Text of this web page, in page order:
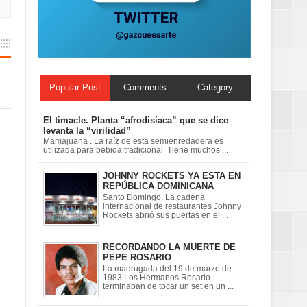
Popular Post Comments Category
El timacle. Planta “afrodisíaca” que se dice
levanta la “virilidad”
Mamajuana . La raíz de esta semienredadera es
utilizada para bebida tradicional Tiene muchos ...
JOHNNY ROCKETS YA ESTA EN
REPÚBLICA DOMINICANA
Santo Domingo. La cadena
internacional de restaurantes Johnny
Rockets abrió sus puertas en el ...
RECORDANDO LA MUERTE DE
PEPE ROSARIO
La madrugada del 19 de marzo de
1983 Los Hermanos Rosario
terminaban de tocar un set en un ...